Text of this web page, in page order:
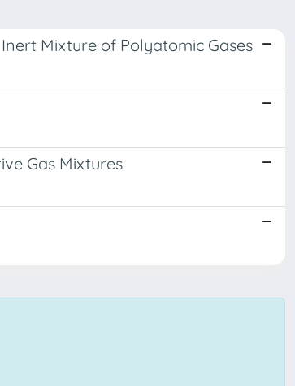
Mixture of Polyatomic Gases
Gas Mixtures